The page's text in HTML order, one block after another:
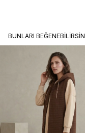
BUNLARI BEĞENEBILIRSIN